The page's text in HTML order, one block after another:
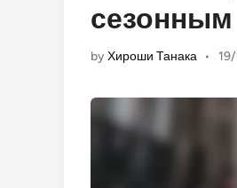
сезонным
byХироши Танака •